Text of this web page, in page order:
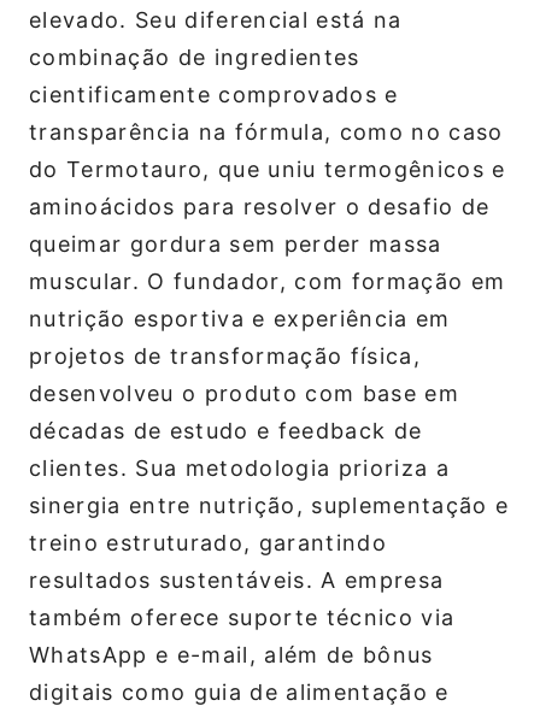
elevado. Seu diferencial está na
combinação de ingredientes
cientificamente comprovados e
transparência na fórmula, como no caso
do Termotauro, que uniu termogênicos e
aminoácidos para resolver o desafio de
queimar gordura sem perder massa
muscular. O fundador, com formação em
nutrição esportiva e experiência em
projetos de transformação física,
desenvolveu o produto com base em
décadas de estudo e feedback de
clientes. Sua metodologia prioriza a
sinergia entre nutrição, suplementação e
treino estruturado, garantindo
resultados sustentáveis. A empresa
também oferece suporte técnico via
WhatsApp e e-mail, além de bônus
digitais como guia de alimentação e